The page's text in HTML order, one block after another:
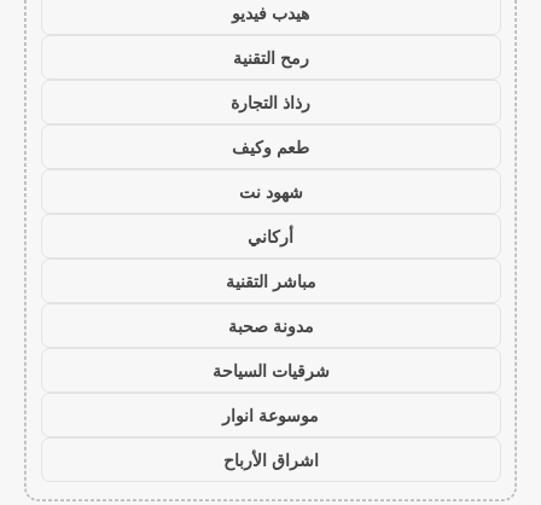
هيدب فيديو
رمح التقنية
رذاذ التجارة
طعم وكيف
شهود نت
أركاني
مباشر التقنية
مدونة صحبة
شرقيات السياحة
موسوعة انوار
اشراق الأرباح